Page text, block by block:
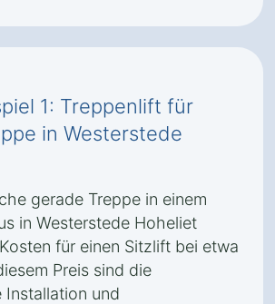
1: Treppenlift für
in Westerstede
gerade Treppe in einem
in Westerstede Hoheliet
für einen Sitzlift bei etwa
Preis sind die
Installation und